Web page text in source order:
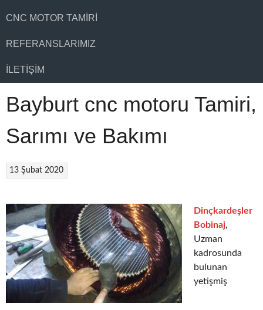
CNC MOTOR TAMIRI
REFERANSLARIMIZ
İLETIŞIM
Bayburt cnc motoru Tamiri,
Sarımı ve Bakımı
13 Şubat 2020
Dinçkardeşler
Bobinaj,
Uzman
kadrosunda
bulunan
yetişmiş